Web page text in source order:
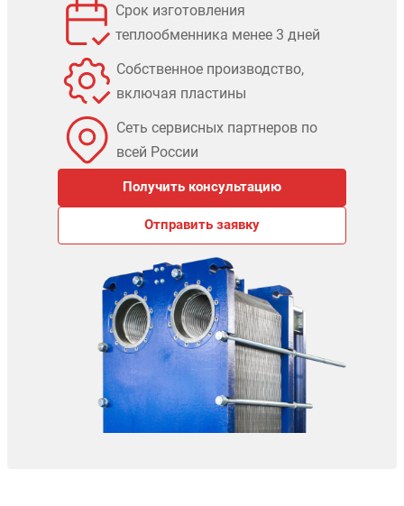
Срок изготовления
теплообменника менее 3 дней
Собственное производство,
включая пластины
Сеть сервисных партнеров по
всей России
Получить консультацию
Отправить заявку